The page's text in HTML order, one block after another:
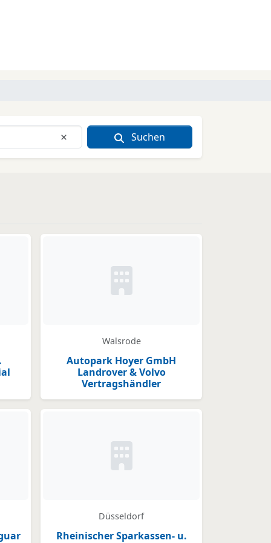
Eingabe löschen
Suchen
Logo hinterlegt Kein Bild oder Logo hinterlegt
Walsrode
Autopark Hoyer GmbH
Landrover & Volvo
Vertragshändler
Logo hinterlegt Kein Bild oder Logo hinterlegt
Düsseldorf
Rheinischer Sparkassen- u.